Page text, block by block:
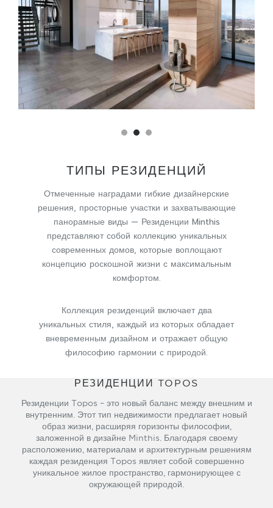
ТИПЫ РЕЗИДЕНЦИЙ
Отмеченные наградами гибкие дизайнерские
решения, просторные участки и захватывающие
панорамные виды — Резиденции Minthis
представляют собой коллекцию уникальных
современных домов, которые воплощают
концепцию роскошной жизни с максимальным
комфортом.
Коллекция резиденций включает два
уникальных стиля, каждый из которых обладает
вневременным дизайном и отражает общую
философию гармонии с природой.
РЕЗИДЕНЦИИ TOPOS
Резиденции Topos – это новый баланс между внешним и
внутренним. Этот тип недвижимости предлагает новый
образ жизни, расширяя горизонты философии,
заложенной в дизайне Minthis. Благодаря своему
расположению, материалам и архитектурным решениям
каждая резиденция Topos являет собой совершенно
уникальное жилое пространство, гармонирующее с
окружающей природой.